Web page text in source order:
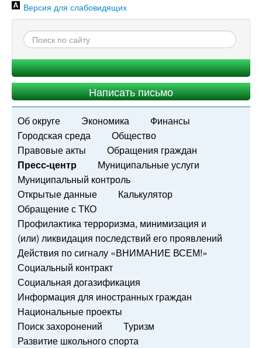
Версия для слабовидящих
Написать письмо
Об округе Экономика
Финансы
Городская среда
Общество
Правовые акты
Обращения граждан
Пресс-центр
Муниципальные услуги
Муниципальный контроль
Открытые данные
Калькулятор
Обращение с ТКО
Профилактика терроризма, минимизация и
(или) ликвидация последствий его проявлений
Действия по сигналу «ВНИМАНИЕ ВСЕМ!»
Социальный контракт
Социальная догазификация
Информация для иностранных граждан
Национальные проекты
Поиск захоронений
Туризм
Развитие школьного спорта